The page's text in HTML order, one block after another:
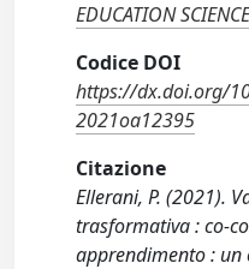
EDUCATION
Codice DOI
https://dx.doi.org/
2021oa12395
Citazione
Ellerani, P. (2021).
trasformativa : co-
apprendimento : un